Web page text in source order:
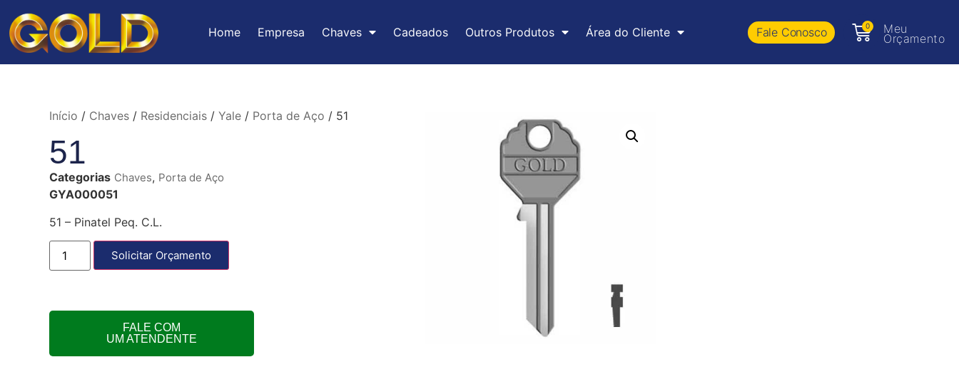
Home Empresa Chaves Cadeados Outros Produtos Área do Cliente Fale Conosco 0 Meu
Orçamento
Início / Chaves/ Residenciais/ Yale/ Porta de Aço / 51
51
Categorias Chaves, Porta de Aço
GYA000051
51 – Pinatel Peq. C.L.
Solicitar Orçamento
FALE COM
UM ATENDENTE